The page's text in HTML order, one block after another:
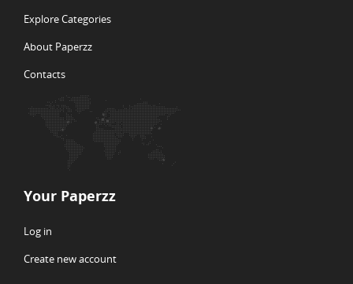
Explore Categories
About Paperzz
Contacts
Your Paperzz
Log in
Create new account